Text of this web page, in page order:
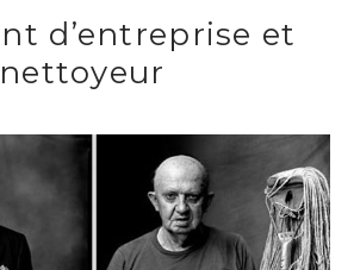
d’entreprise et
nettoyeur